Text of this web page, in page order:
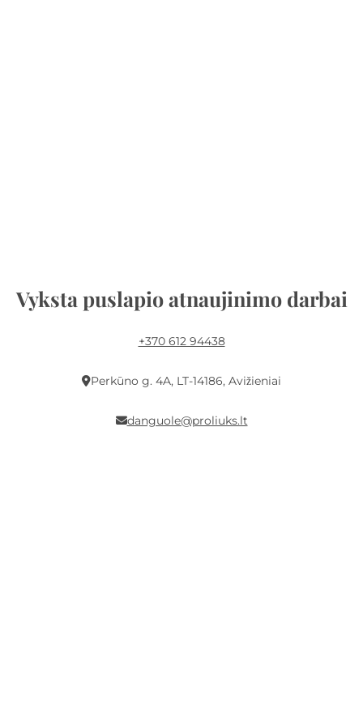
Vyksta puslapio atnaujinimo darbai
+370 612 94438
Perkūno g. 4A, LT-14186, Avižieniai
danguole@proliuks.lt